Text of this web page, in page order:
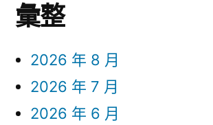
彙整
2026 年 8 月
2026 年 7 月
2026 年 6 月